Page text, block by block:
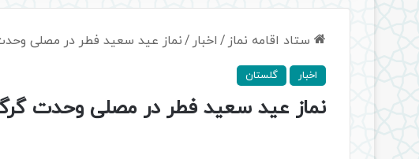
ستاد اقامه نماز / اخبار /نماز عید سعید فطر در مصلی
اخبار گلستان
نماز عید سعید فطر در مصلی وحدت